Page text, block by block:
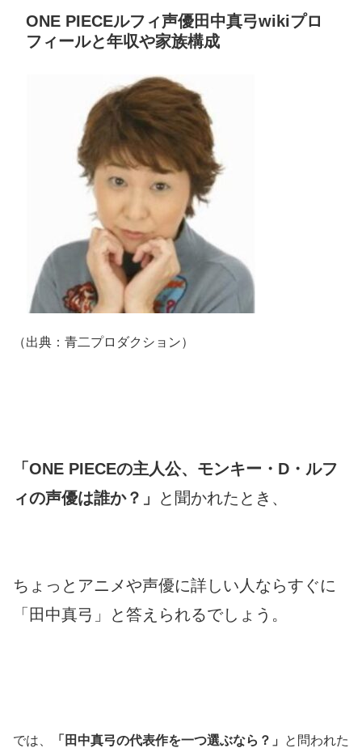
ONE PIECEルフィ声優田中真弓wikiプロ
フィールと年収や家族構成
（出典：青二プロダクション）
「ONE PIECEの主人公、モンキー・D・ルフ
ィの声優は誰か？」
と聞かれたとき、
ちょっとアニメや声優に詳しい人ならすぐに
「田中真弓」と答えられるでしょう。
では、 「田中真弓の代表作を一つ選ぶなら？」
と問われた